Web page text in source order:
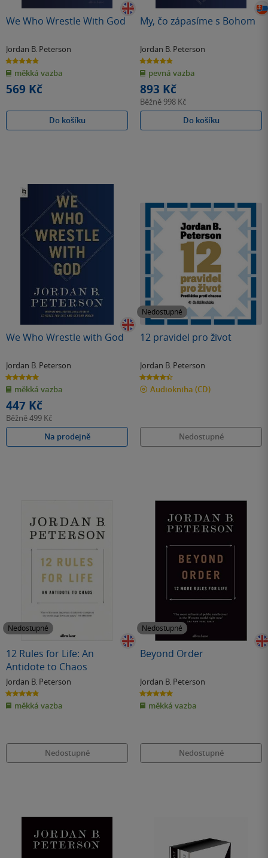
We Who Wrestle With God
Jordan B. Peterson
5.0
z
5
hvězdiček
měkká vazba
569 Kč
Do košíku
My, čo zápasíme s Bohom
Jordan B. Peterson
5.0
z
5
hvězdiček
pevná vazba
893 Kč
Běžně 998 Kč
Do košíku
We Who Wrestle with God
Jordan B. Peterson
5.0
z
5
hvězdiček
měkká vazba
447 Kč
Běžně499 Kč
Na prodejně
Nedostupné
12 pravidel pro život
Jordan B. Peterson
4.5
z
5
hvězdiček
Audiokniha (CD)
Nedostupné
Nedostupné
12 Rules for Life: An
Antidote to Chaos
Jordan B. Peterson
4.9
z
5
hvězdiček
měkká vazba
Nedostupné
Nedostupné
Beyond Order
Jordan B. Peterson
5.0
z
5
hvězdiček
měkká vazba
Nedostupné